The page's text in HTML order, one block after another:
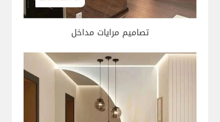
تصاميم مرايات مداخل